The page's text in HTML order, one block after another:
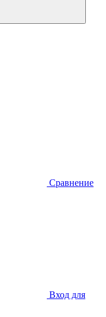
Сравнение
Вход для